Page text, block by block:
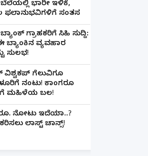
ಬೆಲೆಯಲ್ಲಿ ಭಾರೀ ಇಳಿಕೆ,
ಫಲಾನುಭವಿಗಳಿಗೆ ಸಂತಸ
ಗ್ರಾಹಕರಿಗೆ ಸಿಹಿ ಸುದ್ದಿ:
ಬ್ಯಾಂಕಿನ ವ್ಯವಹಾರ
ಸುಲಭ!
ವಿಶ್ವಕಪ್ ಗೆಲುವಿಗೂ
ನಂಟು! ಕಾಂಗರೂ
ಮಹಿಳೆಯ ಬಲ!
ರೂ. ನೋಟು ಇದೆಯಾ..?
ಲಾಸ್ಟ್‌ ಚಾನ್ಸ್‌!